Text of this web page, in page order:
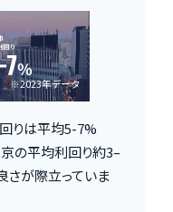
りは平均5-7%
の平均利回り約3–
さが際立っていま